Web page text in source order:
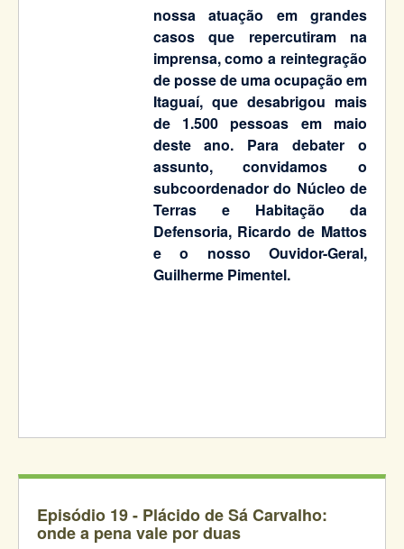
nossa atuação em grandes
casos que repercutiram na
imprensa, como a reintegração
de posse de uma ocupação em
Itaguaí, que desabrigou mais
de 1.500 pessoas em maio
deste ano. Para debater o
assunto, convidamos o
subcoordenador do Núcleo de
Terras e Habitação da
Defensoria, Ricardo de Mattos
e o nosso Ouvidor-Geral,
Guilherme Pimentel.
Episódio 19 - Plácido de Sá Carvalho:
onde a pena vale por duas